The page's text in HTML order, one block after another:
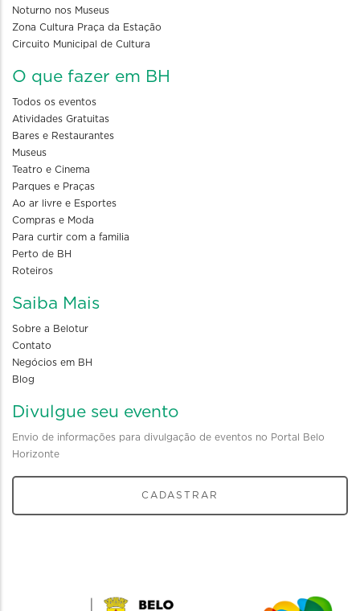
Noturno nos Museus
Zona Cultura Praça da Estação
Circuito Municipal de Cultura
O que fazer em BH
Todos os eventos
Atividades Gratuitas
Bares e Restaurantes
Museus
Teatro e Cinema
Parques e Praças
Ao ar livre e Esportes
Compras e Moda
Para curtir com a familia
Perto de BH
Roteiros
Saiba Mais
Sobre a Belotur
Contato
Negócios em BH
Blog
Divulgue seu evento
Envio de informações para divulgação de eventos no Portal Belo
Horizonte
CADASTRAR